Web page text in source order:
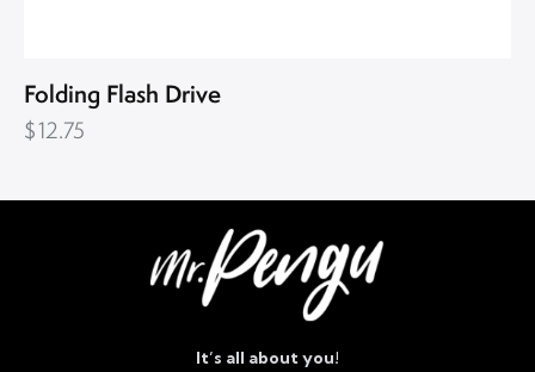
Folding Flash Drive
$12.75
It’s all about you!